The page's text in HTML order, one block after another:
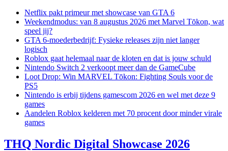
Netflix pakt primeur met showcase van GTA 6
Weekendmodus: van 8 augustus 2026 met Marvel Tōkon, wat
speel jij?
GTA 6-moederbedrijf: Fysieke releases zijn niet langer
logisch
Roblox gaat helemaal naar de kloten en dat is jouw schuld
Nintendo Switch 2 verkoopt meer dan de GameCube
Loot Drop: Win MARVEL Tōkon: Fighting Souls voor de
PS5
Nintendo is erbij tijdens gamescom 2026 en wel met deze 9
games
Aandelen Roblox kelderen met 70 procent door minder virale
games
THQ Nordic Digital Showcase 2026